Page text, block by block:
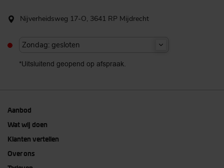
Nijverheidsweg 17-O, 3641 RP Mijdrecht
Zondag: gesloten
*Uitsluitend geopend op afspraak.
Aanbod
Wat wij doen
Klanten vertellen
Over ons